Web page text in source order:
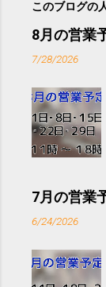
このブログの
8月の営業
7/28/2026
7月の営業
6/24/2026